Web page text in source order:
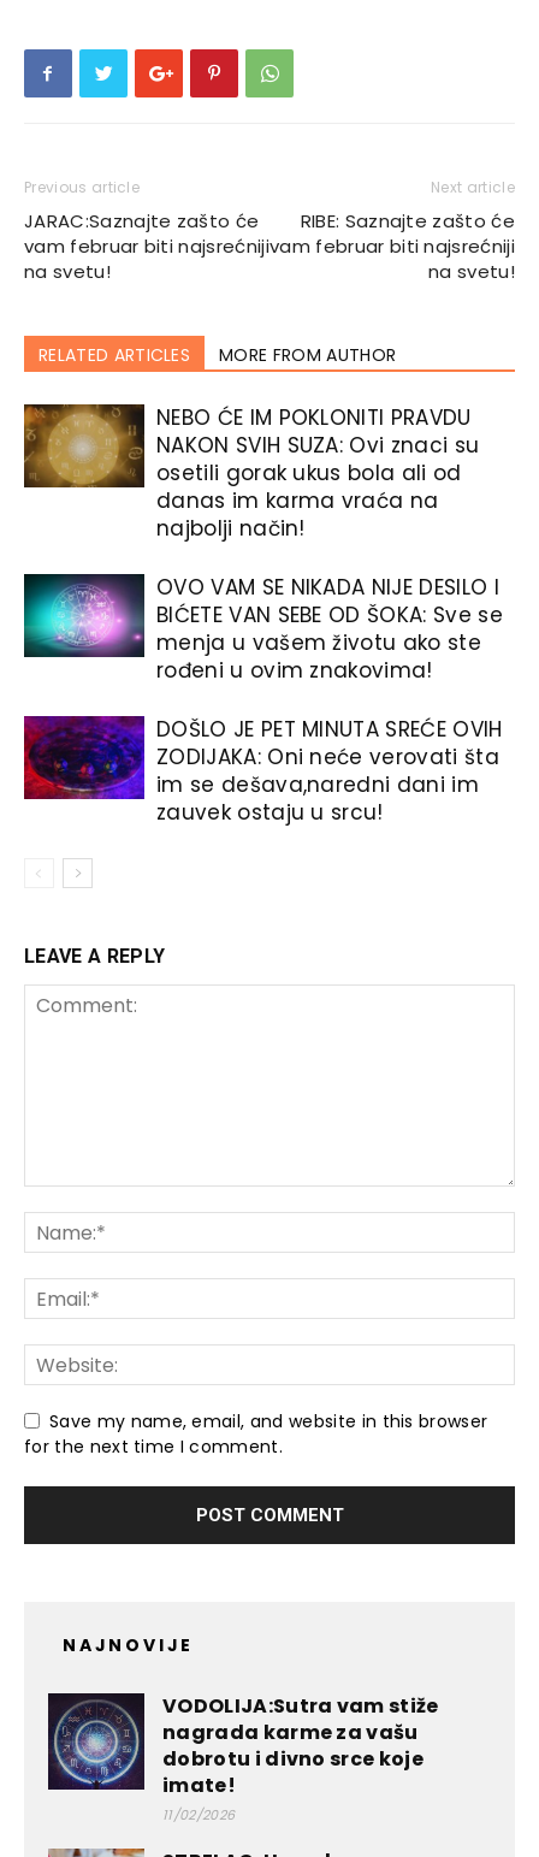
Previous article
JARAC:Saznajte zašto će
vam februar biti najsrećniji
na svetu!
Next article
RIBE: Saznajte zašto će
vam februar biti najsrećniji
na svetu!
RELATED ARTICLES MORE FROM AUTHOR
NEBO ĆE IM POKLONITI PRAVDU
NAKON SVIH SUZA: Ovi znaci su
osetili gorak ukus bola ali od
danas im karma vraća na
najbolji način!
OVO VAM SE NIKADA NIJE DESILO I
BIĆETE VAN SEBE OD ŠOKA: Sve se
menja u vašem životu ako ste
rođeni u ovim znakovima!
DOŠLO JE PET MINUTA SREĆE OVIH
ZODIJAKA: Oni neće verovati šta
im se dešava,naredni dani im
zauvek ostaju u srcu!
LEAVE A REPLY
Save my name, email, and website in this browser
for the next time I comment.
NAJNOVIJE
VODOLIJA:Sutra vam stiže
nagrada karme za vašu
dobrotu i divno srce koje
imate!
11/02/2026